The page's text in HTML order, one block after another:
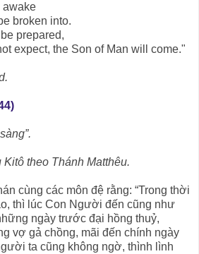
awake
broken into.
prepared,
expect, the Son of Man will come."
theo Thánh Matthêu.
cùng các môn đệ rằng: “Trong thời
thì lúc Con Người đến cũng như
ngày trước đại hồng thuỷ,
vợ gả chồng, mãi đến chính ngày
ta cũng không ngờ, thình lình